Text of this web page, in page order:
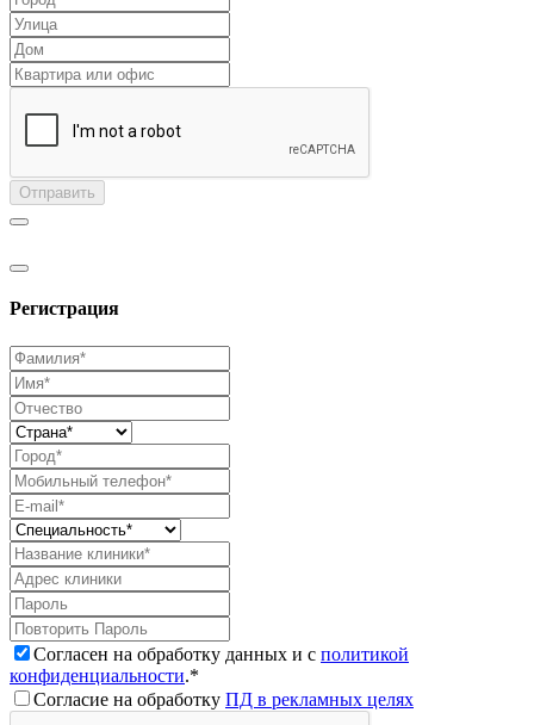
Отправить
Регистрация
Согласен на обработку данных и с политикой
конфиденциальности.*
Согласие на обработку ПД в рекламных целях